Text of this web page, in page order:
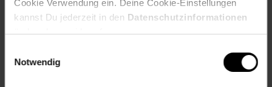
Cookie Verwendung ein. Deine Cookie-Einstellungen
kannst Du jederzeit in den Datenschutzinformationen
ändern bzw. widerrufen.
Notwendig
Rezeptwelt Karriere